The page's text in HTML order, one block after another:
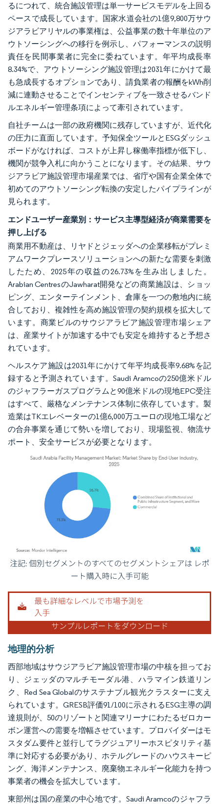
るにつれて、統合施設管理は単一サービスモデルを上回る
ペースで成長しています。国家水道会社の1億9,800万サウ
ジアラビアリヤルの事業権は、公益事業の数十年単位のア
ウトソーシングへの移行を例示し、パフォーマンスの説明
責任を民間事業者に完全に委ねています。年平均成長率
8.34%で、アウトソーシング施設管理は2031年にかけて最
も急成長するオプションであり、請負業者の報酬をkWh削
減に連動させることでインセンティブを一致させるバンド
ルエネルギー管理条項によって牽引されています。
自社チームは一部の政府機関に残存していますが、近代化
の圧力に直面しています。予知保全ツールとESGダッシュ
ボードがなければ、コストが上昇し稼働率指標が低下し、
機関が競争入札に向かうことになります。その結果、サウ
ジアラビア施設管理市場産業では、省庁や国有企業全体で
初めてのアウトソーシング転換の安定したパイプラインが
見られます。
エンドユーザー産業別：サービス主導型経済が商業需要を
押し上げる
商業用不動産は、リヤドとジェッダへの企業移転がプレミ
アムワークプレースソリューションへの新たな需要を刺激
したため、2025年の収益の26.73%を生み出しました。
Arabian CentresのJawharat開発などの商業施設は、ショッ
ピング、エンターテインメント、倉庫を一つの敷地内に統
合しており、複雑性を高め施設管理の契約規模を拡大して
います。商業ビルのサウジアラビア施設管理市場シェア
は、産業サイトが加速する中でも安定を維持すると予想さ
れています。
ヘルスケア施設は2031年にかけて年平均成長率9.68%を記
録すると予測されています。Saudi Aramcoの250億米ドル
のジャフラーガスプログラムと90億米ドルの現地EPC受注
はすべて、厳格なメンテナンス体制に依存しています。製
造業はTKエレベーターの1億6,000万ユーロの現地工場など
の合弁事業を通じて勢いを増しており、現場監視、物流サ
ポート、安全サービスが必要となります。
画像 © Mordor Intelligence。再利用にはCC BY 4.0の表示が必要です。
地理的分析
西部地域はサウジアラビア施設管理市場の中核を担ってお
り、ジェッダのマルチモーダル港、ハラマイン鉄道リン
ク、Red Sea Globalのサステナブル観光クラスターに支え
られています。GRESB評価91/100に示されるESG主導の調
達規則が、50のリゾートと関連マリーナにわたるゼロカー
ボン運営への需要を増幅させています。プロバイダーはモ
スタダム要件と並行してラグジュアリーホスピタリティ基
準に対応する必要があり、ホテルグレードのハウスキーピ
ング、海洋メンテナンス、廃棄物エネルギー化能力を持つ
事業者の機会を拡大しています。
東部州は国の産業の中心地です。Saudi Aramcoのジャフラ